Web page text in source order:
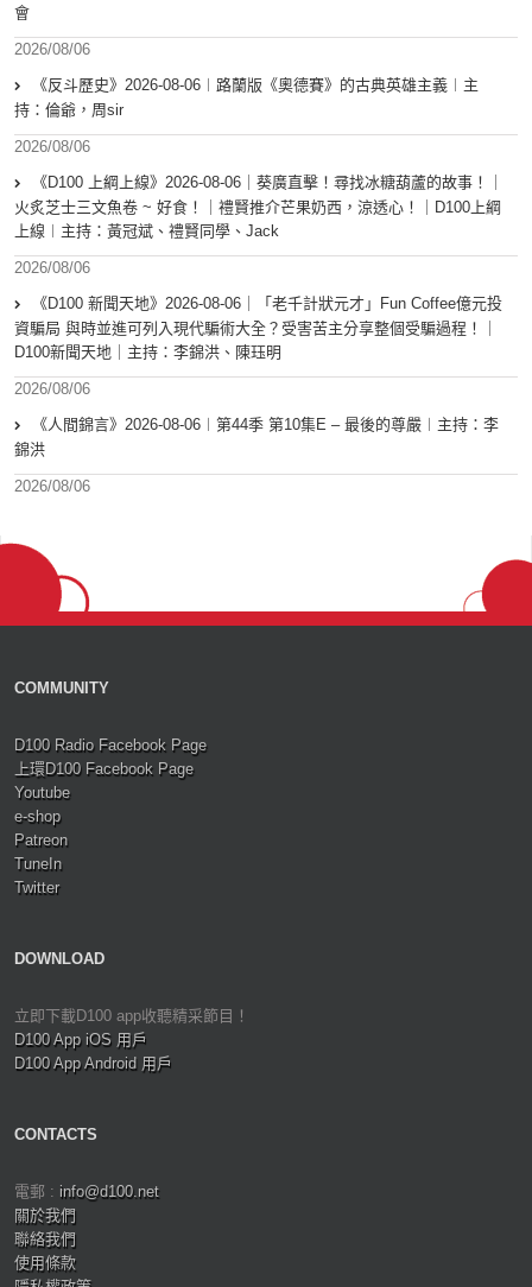
會
2026/08/06
《反斗歷史》2026-08-06︱路蘭版《奧德賽》的古典英雄主義︱主
持：倫爺，周sir
2026/08/06
《D100 上綱上線》2026-08-06｜葵廣直擊！尋找冰糖葫蘆的故事！｜
火炙芝士三文魚卷 ~ 好食！｜禮賢推介芒果奶西，涼透心！｜D100上綱
上線︱主持：黃冠斌、禮賢同學、Jack
2026/08/06
《D100 新聞天地》2026-08-06｜「老千計狀元才」Fun Coffee億元投
資騙局 與時並進可列入現代騙術大全？受害苦主分享整個受騙過程！｜
D100新聞天地｜主持：李錦洪、陳珏明
2026/08/06
《人間錦言》2026-08-06︱第44季 第10集E – 最後的尊嚴︱主持：李
錦洪
2026/08/06
COMMUNITY
D100 Radio Facebook Page
上環D100 Facebook Page
Youtube
e-shop
Patreon
TuneIn
Twitter
DOWNLOAD
立即下載D100 app收聽精采節目！
D100 App iOS 用戶
D100 App Android 用戶
CONTACTS
電郵 : info@d100.net
關於我們
聯絡我們
使用條款